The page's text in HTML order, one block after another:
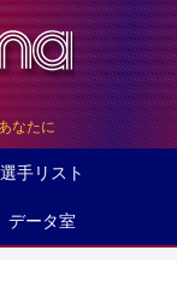
なたに
選手リスト
データ室